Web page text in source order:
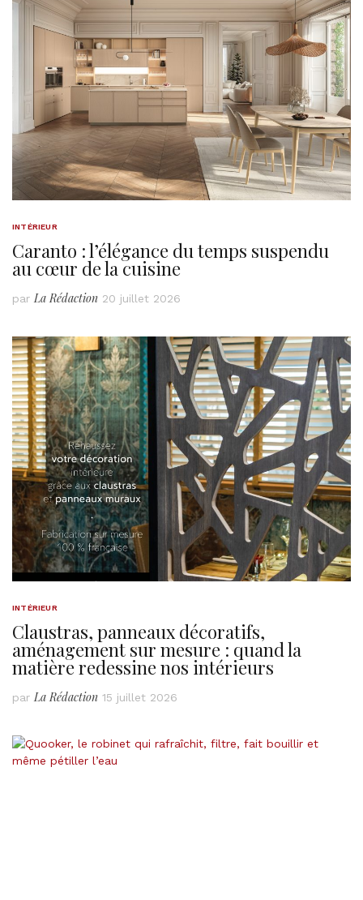
INTÉRIEUR
Caranto : l’élégance du temps suspendu
au cœur de la cuisine
parLa Rédaction 20 juillet 2026
INTÉRIEUR
Claustras, panneaux décoratifs,
aménagement sur mesure : quand la
matière redessine nos intérieurs
parLa Rédaction 15 juillet 2026